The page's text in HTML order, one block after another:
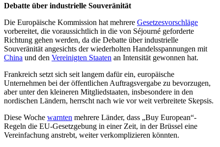
Debatte über industrielle Souveränität
Die Europäische Kommission hat mehrere Gesetzesvorschläge
vorbereitet, die voraussichtlich in die von Séjourné geforderte
Richtung gehen werden, da die Debatte über industrielle
Souveränität angesichts der wiederholten Handelsspannungen mit
China und den Vereinigten Staaten an Intensität gewonnen hat.
Frankreich setzt sich seit langem dafür ein, europäische
Unternehmen bei der öffentlichen Auftragsvergabe zu bevorzugen,
aber unter den kleineren Mitgliedstaaten, insbesondere in den
nordischen Ländern, herrscht nach wie vor weit verbreitete Skepsis.
Diese Woche warnten mehrere Länder, dass „Buy European“-
Regeln die EU-Gesetzgebung in einer Zeit, in der Brüssel eine
Vereinfachung anstrebt, weiter verkomplizieren könnten.